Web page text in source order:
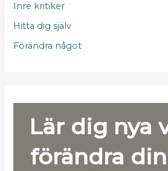
Inre kritiker
Hitta dig själv
Förändra något
Lär dig nya
förändra